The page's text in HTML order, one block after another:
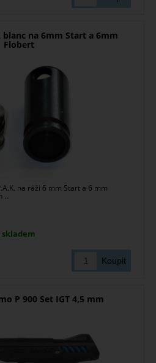
blanc na 6mm Start a 6mm
Flobert
na ráži 6 mm Start a 6 mm
...
skladem
P 900 Set IGT 4,5 mm